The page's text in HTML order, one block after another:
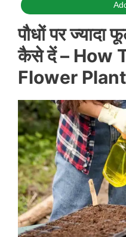
पौधों पर ज्यादा
कैसे दें – How
Flower